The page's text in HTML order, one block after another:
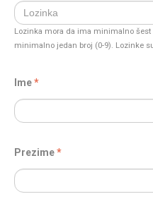
Lozinka mora da ima minimalno šest
minimalno jedan broj (0-9). Lozinke
Ime
Prezime